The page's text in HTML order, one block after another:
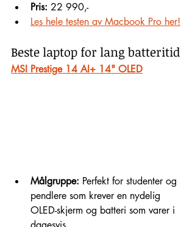
Pris: 22 990,-
Les hele testen av Macbook Pro her!
Beste laptop for lang batteritid
MSI Prestige 14 AI+ 14" OLED
Målgruppe: Perfekt for studenter og
pendlere som krever en nydelig
OLED-skjerm og batteri som varer i